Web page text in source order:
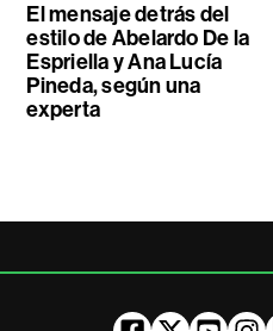
El mensaje detrás del
estilo de Abelardo De la
Espriella y Ana Lucía
Pineda, según una
experta